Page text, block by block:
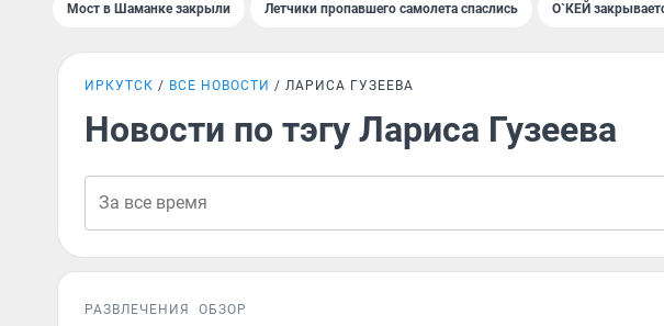
Мост в Шаманке закрыли Летчики пропавшего самолета спаслись О`КЕЙ
ИРКУТСК ВСЕ НОВОСТИ ЛАРИСА ГУЗЕЕВА
Новости по тэгу Лариса Гузеева
РАЗВЛЕЧЕНИЯ ОБЗОР